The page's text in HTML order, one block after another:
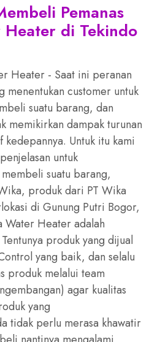
Pemanas
di Tekindo
Heater - Saat ini peranan
menentukan customer untuk
suatu barang, dan
memikirkan dampak turunan
Untuk itu kami
untuk
suatu barang,
produk dari PT Wika
di Gunung Putri Bogor,
Water Heater adalah
produk yang dijual
yang baik, dan selalu
produk melalui team
agar kualitas
yang
tidak perlu merasa khawatir